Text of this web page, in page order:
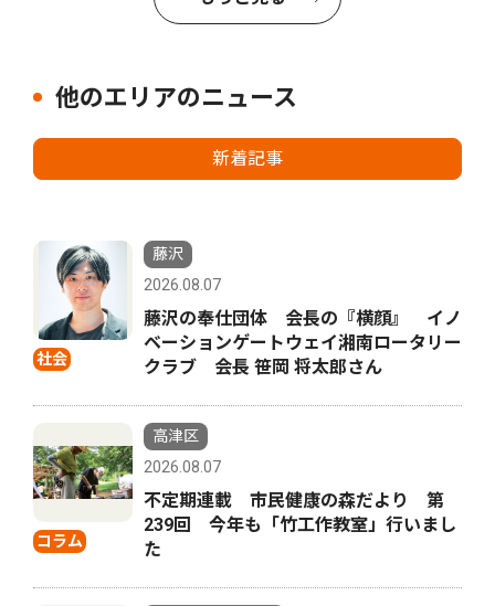
他のエリアのニュース
新着記事
社会
藤沢
2026.08.07
藤沢の奉仕団体 会長の『横顔』 イノ
ベーションゲートウェイ湘南ロータリー
クラブ 会長 笹岡 将太郎さん
コラム
高津区
2026.08.07
不定期連載 市民健康の森だより 第
239回 今年も「竹工作教室」行いまし
た